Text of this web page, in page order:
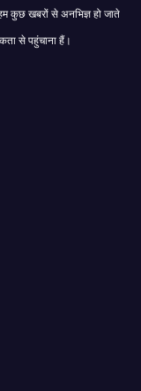
कुछ खबरों से अनभिज्ञ हो जाते
से पहुंचाना हैं।